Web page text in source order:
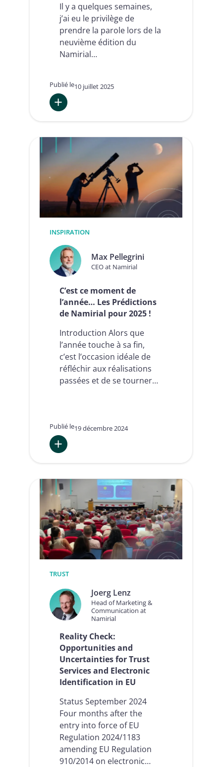
Il y a quelques semaines,
j’ai eu le privilège de
prendre la parole lors de la
neuvième édition du
Namirial…
Publié le10 juillet 2025
Cap
des
confiance
numérique
:
meilleur
reste
venir
INSPIRATION
Max Pellegrini
CEO at Namirial
C’est ce moment de
l’année… Les Prédictions
de Namirial pour 2025 !
Introduction Alors que
l’année touche à sa fin,
c’est l’occasion idéale de
réfléchir aux réalisations
passées et de se tourner…
Publié le19 décembre 2024
C’est
moment
de
l’année…
Les
Prédictions
de
Namirial
pour
2025
!TRUST
Joerg Lenz
Head of Marketing &
Communication at
Namirial
Reality Check:
Opportunities and
Uncertainties for Trust
Services and Electronic
Identification in EU
Status September 2024
Four months after the
entry into force of EU
Regulation 2024/1183
amending EU Regulation
910/2014 on electronic…